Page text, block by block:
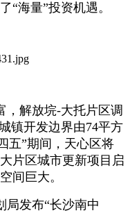
“海量”投资机遇。
，解放垸-大托片区调
镇开发边界由74平方
五”期间，天心区将
片区城市更新项目启
间巨大。
局发布“长沙南中